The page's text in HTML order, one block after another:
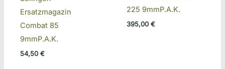
Ersatzmagazin
Combat 85
9mmP.A.K.
54,50 €
225 9mmP.A.K.
395,00 €